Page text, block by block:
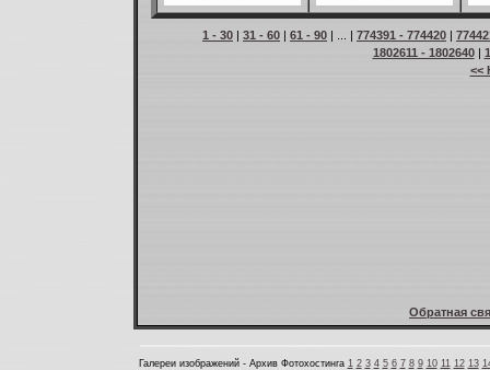
1 - 30 | 31 - 60 | 61 - 90 | ... | 774391 - 774420 |
1802611 - 1802640|
<<
Обратная
Галереи изображений - Архив Фотохостинга 1 2 3 4 5 6 7 8 9 10 11 12 13